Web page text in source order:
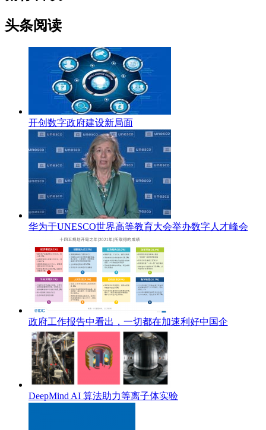
头条阅读
开创数字政府建设新局面
华为于UNESCO世界高等教育大会举办数字人才峰会
政府工作报告中看出，一切都在加速利好中国企
DeepMind AI 算法助力等离子体实验